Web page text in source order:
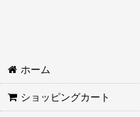
ホーム
ショッピングカート